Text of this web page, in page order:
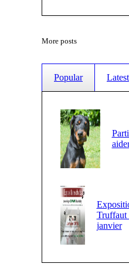
More posts
Popular Latest
Truffaut
janvier